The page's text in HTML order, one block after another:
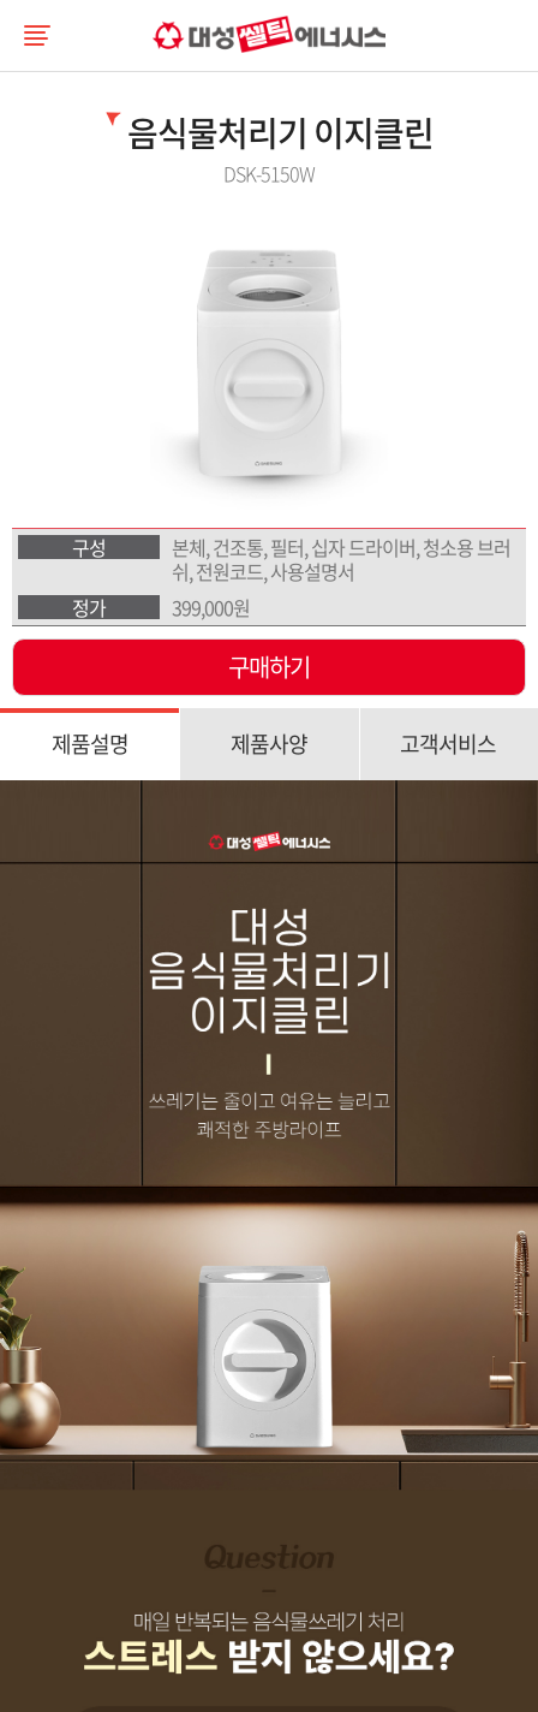
음식물처리기 이지클린
DSK-5150W
구성
본체, 건조통, 필터, 십자 드라이버, 청소용 브러
쉬, 전원코드, 사용설명서
정가
399,000원
구매하기
제품설명 제품사양 고객서비스